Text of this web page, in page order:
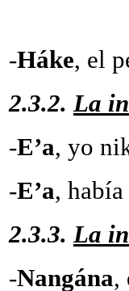
-Háke, el
2.3.2.La
-E’a, yo
-E’a,
2.3.3.La
-Nangána